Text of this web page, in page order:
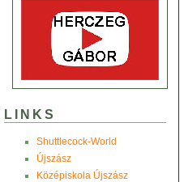
LINKS
Shuttlecock-World
Újszász
Középiskola Újszász